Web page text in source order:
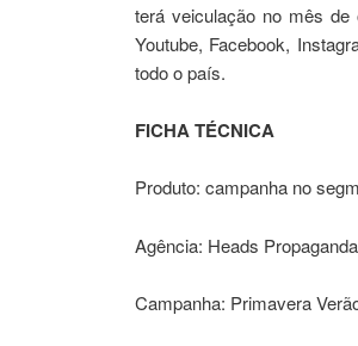
terá veiculação no mês
Youtube, Facebook,
todo o país.
FICHA TÉCNICA
Produto: campanha no
Agência: Heads Propaganda
Campanha: Primavera